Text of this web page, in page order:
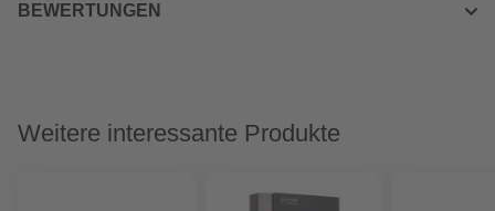
BEWERTUNGEN
Weitere interessante Produkte